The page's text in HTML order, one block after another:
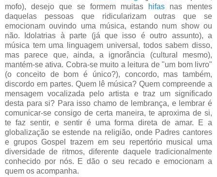
mofo), desejo que se formem muitas
hifas nas mentes
daquelas pessoas que ridicularizam outras que se
emocionam ouvindo uma música, estando num show ou
não. Idolatrias à parte (já que isso é outro assunto), a
música tem uma linguagem universal, todos sabem disso,
mas parece que, ainda, a ignorância (cultural mesmo),
mantém-se ativa. Cobra-se muito a leitura de "um bom livro"
(o conceito de bom é único?), concordo, mas também,
discordo em partes. Quem lê música? Quem compreende a
mensagem vocalizada pelo artista e traz um significado
desta para si? Para isso chamo de lembrança, e lembrar é
comunicar-se consigo de certa maneira, te aproxima de si,
te faz sentir, e sentir é uma forma direta de amar. E a
globalização se estende na religião, onde Padres cantores
e grupos Gospel trazem em seu repertório musical uma
diversidade de ritmos, diferente daquele tradicionalmente
conhecido por nós. E dão o seu recado e emocionam a
quem os acompanha.